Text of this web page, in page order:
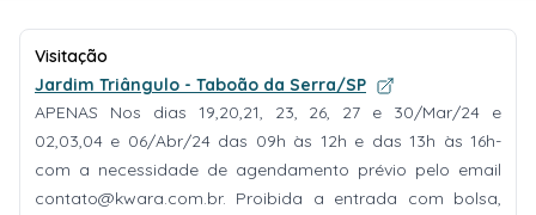
Visitação
Jardim Triângulo - Taboão da Serra/SP
APENAS Nos dias 19,20,21, 23, 26, 27 e 30/Mar/24 e
02,03,04 e 06/Abr/24 das 09h às 12h e das 13h às 16h-
com a necessidade de agendamento prévio pelo email
contato@kwara.com.br. Proibida a entrada com bolsa,